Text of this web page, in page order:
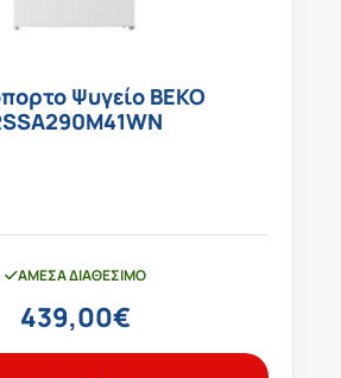
Ψυγείο BEKO
ΆΜΕΣΑ ΔΙΑΘΈΣΙΜΟ
439,00€